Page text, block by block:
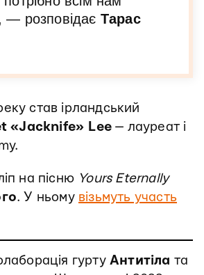
— розповідає Тарас
став ірландський
«Jacknife» Lee — лауреат і
на пісню Yours Eternally
. У ньому візьмуть участь
гурту Антитіла та